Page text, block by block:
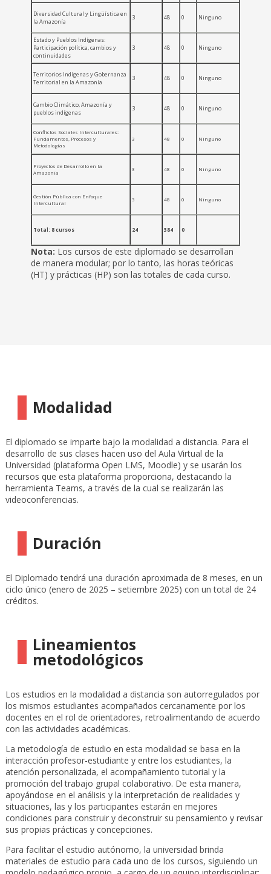
Diversidad Cultural y Lingüística en
la Amazonía
3 48 0 Ninguno
Estado y Pueblos Indígenas:
Participación política, cambios y
continuidades
3 48 0 Ninguno
Territorios Indígenas y Gobernanza
Territorial en la Amazonía
3 48 0 Ninguno
Cambio Climático, Amazonía y
pueblos indígenas
3 48 0 Ninguno
Conflictos Sociales Interculturales:
Fundamentos, Procesos y
Metodologías
3 48 0 Ninguno
Proyectos de Desarrollo en la
Amazonía
3 48 0 Ninguno
Gestión Pública con Enfoque
Intercultural
3 48 0 Ninguno
Total: 8 cursos 24 384 0
Nota: Los cursos de este diplomado se desarrollan
de manera modular; por lo tanto, las horas teóricas
(HT) y prácticas (HP) son las totales de cada curso.
Modalidad
El diplomado se imparte bajo la modalidad a distancia. Para el
desarrollo de sus clases hacen uso del Aula Virtual de la
Universidad (plataforma Open LMS, Moodle) y se usarán los
recursos que esta plataforma proporciona, destacando la
herramienta Teams, a través de la cual se realizarán las
videoconferencias.
Duración
El Diplomado tendrá una duración aproximada de 8 meses, en un
ciclo único (enero de 2025 – setiembre 2025) con un total de 24
créditos.
Lineamientos
metodológicos
Los estudios en la modalidad a distancia son autorregulados por
los mismos estudiantes acompañados cercanamente por los
docentes en el rol de orientadores, retroalimentando de acuerdo
con las actividades académicas.
La metodología de estudio en esta modalidad se basa en la
interacción profesor-estudiante y entre los estudiantes, la
atención personalizada, el acompañamiento tutorial y la
promoción del trabajo grupal colaborativo. De esta manera,
apoyándose en el análisis y la interpretación de realidades y
situaciones, las y los participantes estarán en mejores
condiciones para construir y deconstruir su pensamiento y revisar
sus propias prácticas y concepciones.
Para facilitar el estudio autónomo, la universidad brinda
materiales de estudio para cada uno de los cursos, siguiendo un